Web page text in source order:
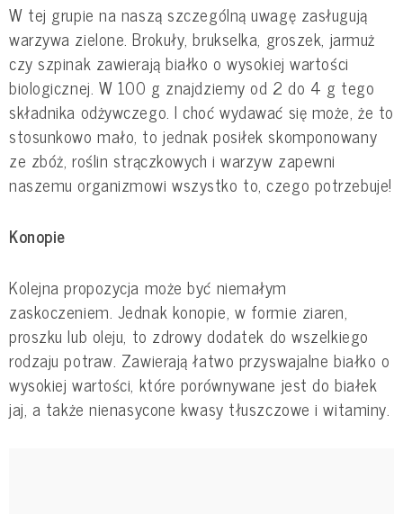
W tej grupie na naszą szczególną uwagę zasługują
warzywa zielone. Brokuły, brukselka, groszek, jarmuż
czy szpinak zawierają białko o wysokiej wartości
biologicznej. W 100 g znajdziemy od 2 do 4 g tego
składnika odżywczego. I choć wydawać się może, że to
stosunkowo mało, to jednak posiłek skomponowany
ze zbóż, roślin strączkowych i warzyw zapewni
naszemu organizmowi wszystko to, czego potrzebuje!
Konopie
Kolejna propozycja może być niemałym
zaskoczeniem. Jednak konopie, w formie ziaren,
proszku lub oleju, to zdrowy dodatek do wszelkiego
rodzaju potraw. Zawierają łatwo przyswajalne białko o
wysokiej wartości, które porównywane jest do białek
jaj, a także nienasycone kwasy tłuszczowe i witaminy.